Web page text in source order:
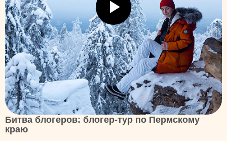
Битва блогеров: блогер-тур по Пермскому
краю